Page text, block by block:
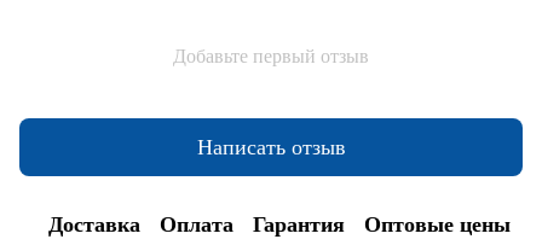
Добавьте первый отзыв
Написать отзыв
Доставка Оплата Гарантия Оптовые цены